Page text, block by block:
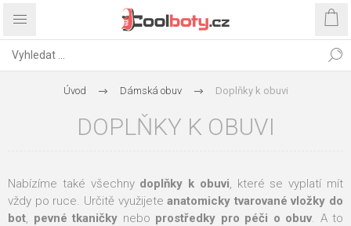
Úvod Dámská obuv Doplňky k obuvi
DOPLŇKY K OBUVI
Nabízíme také všechny doplňky k obuvi, které se vyplatí mít
vždy po ruce. Určitě využijeteanatomicky tvarované vložky do
bot, pevné tkaničky nebo prostředky pro péči o obuv. A to